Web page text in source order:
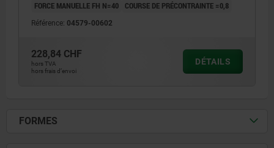
FORCE MANUELLE FH N=40
COURSE DE PRÉCONTRAINTE =0,8
Référence: 04579-00602
228,84 CHF
hors TVA
hors frais d’envoi
DÉTAILS
FORMES